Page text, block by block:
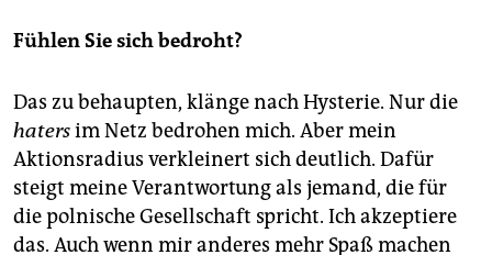
Fühlen Sie sich bedroht?
Das zu behaupten, klänge nach Hysterie. Nur die
hatersim Netz bedrohen mich. Aber mein
Aktionsradius verkleinert sich deutlich. Dafür
steigt meine Verantwortung als jemand, die für
die polnische Gesellschaft spricht. Ich akzeptiere
das. Auch wenn mir anderes mehr Spaß machen